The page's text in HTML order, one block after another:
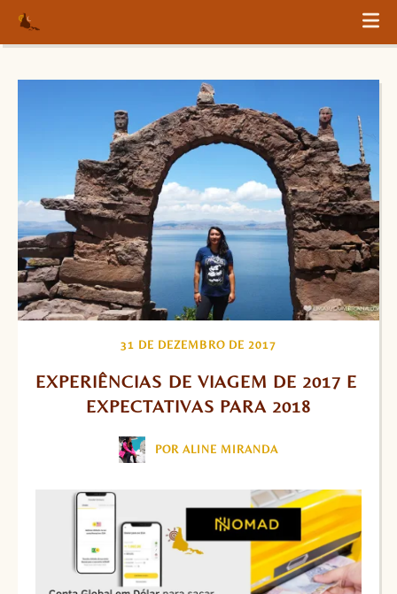
31 DE DEZEMBRO DE 2017
EXPERIÊNCIAS DE VIAGEM DE 2017 E
EXPECTATIVAS PARA 2018
POR ALINE MIRANDA